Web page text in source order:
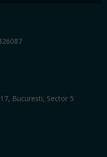
Bucuresti, Sector 5